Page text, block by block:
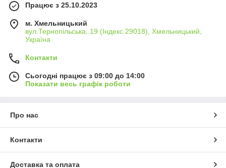
Працює з 25.10.2023
м. Хмельницький
вул.Тернопільська, 19 (Індекс 29018), Хмельницький,
Україна
Контакти
Сьогодні працює з 09:00 до 14:00
Показати весь графік роботи
Про нас
Контакти
Доставка та оплата